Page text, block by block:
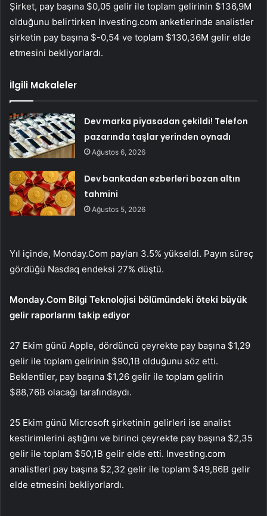
Şirket, pay başına $0,05 gelir ile toplam gelirinin $136,9M
olduğunu belirtirken Investing.com anketlerinde analistler
şirketin pay başına $-0,54 ve toplam $130,36M gelir elde
etmesini bekliyorlardı.
İlgili Makaleler
Dev marka piyasadan çekildi! Telefon
pazarında taşlar yerinden oynadı
Ağustos 6, 2026
Dev bankadan ezberleri bozan altın
tahmini
Ağustos 5, 2026
Yıl içinde, Monday.Com payları 3.5% yükseldi. Payın süreç
gördüğü Nasdaq endeksi 27% düştü.
Monday.Com Bilgi Teknolojisi bölümündeki öteki büyük
gelir raporlarını takip ediyor
27 Ekim günü Apple, dördüncü çeyrekte pay başına $1,29
gelir ile toplam gelirinin $90,1B olduğunu söz etti.
Beklentiler, pay başına $1,26 gelir ile toplam gelirin
$88,76B olacağı tarafındaydı.
25 Ekim günü Microsoft şirketinin gelirleri ise analist
kestirimlerini aştığını ve birinci çeyrekte pay başına $2,35
gelir ile toplam $50,1B gelir elde etti. Investing.com
analistleri pay başına $2,32 gelir ile toplam $49,86B gelir
elde etmesini bekliyorlardı.